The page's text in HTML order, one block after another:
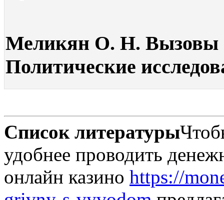
Меликян О. Н. Вызовы
Политические
Список литературы
удобнее проводить
онлайн казино https://